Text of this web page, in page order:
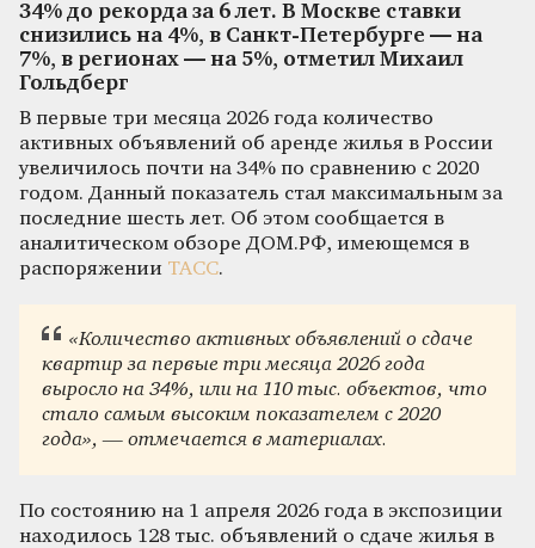
34% до рекорда за 6 лет. В Москве ставки
снизились на 4%, в Санкт-Петербурге — на
7%, в регионах — на 5%, отметил Михаил
Гольдберг
В первые три месяца 2026 года количество
активных объявлений об аренде жилья в России
увеличилось почти на 34% по сравнению с 2020
годом. Данный показатель стал максимальным за
последние шесть лет. Об этом сообщается в
аналитическом обзоре ДОМ.РФ, имеющемся в
распоряжении ТАСС.
«Количество активных объявлений о сдаче
квартир за первые три месяца 2026 года
выросло на 34%, или на 110 тыс. объектов, что
стало самым высоким показателем с 2020
года», — отмечается в материалах.
По состоянию на 1 апреля 2026 года в экспозиции
находилось 128 тыс. объявлений о сдаче жилья в